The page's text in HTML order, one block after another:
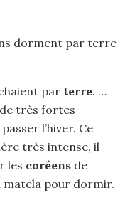
dorment par terre
par terre. …
très fortes
l’hiver. Ce
très intense, il
les coréens de
matela pour dormir.